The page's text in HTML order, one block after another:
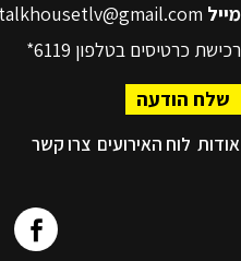
מייל talkhousetlv@gmail.com
רכישת כרטיסים בטלפון 6119*
שלח הודעה
אודות לוח האירועים צרו קשר